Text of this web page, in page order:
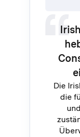
Die
die